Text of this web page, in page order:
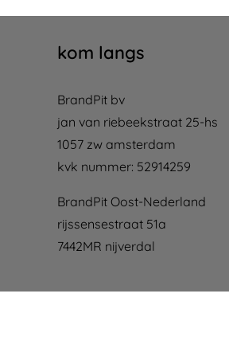
kom langs
BrandPit bv
jan van riebeekstraat 25-hs
1057 zw amsterdam
kvk nummer: 52914259
BrandPit Oost-Nederland
rijssensestraat 51a
7442MR nijverdal